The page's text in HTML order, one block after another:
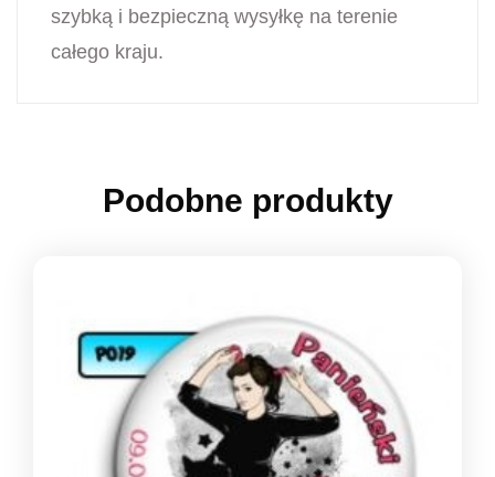
szybką i bezpieczną wysyłkę na terenie
całego kraju.
Podobne produkty